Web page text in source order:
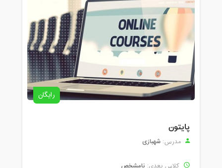
رایگان
پایتون
مدرس: شهبازی
کلاس بعدی: نامشخص